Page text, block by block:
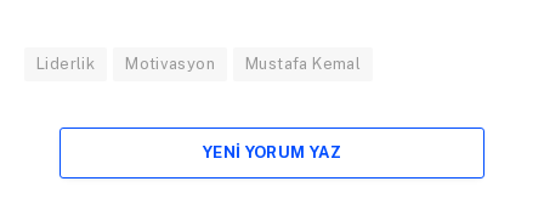
Liderlik Motivasyon Mustafa Kemal
YENI YORUM YAZ